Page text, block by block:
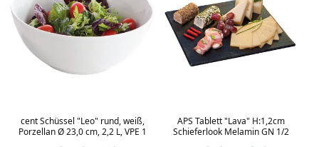
cent Schüssel "Leo" rund, weiß,
Porzellan Ø 23,0 cm, 2,2 L, VPE 1
APS Tablett "Lava" H:1,2cm
Schieferlook Melamin GN 1/2